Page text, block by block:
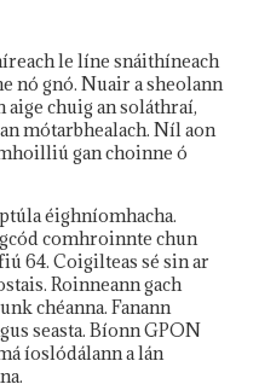
le líne snáithíneach
nó gnó. Nuair a sheolann
aige chuig an soláthraí,
mótarbhealach. Níl aon
gan choinne ó
éighníomhacha.
comhroinnte chun
64. Coigilteas sé sin ar
Roinneann gach
chéanna. Fanann
seasta. Bíonn GPON
íoslódálann a lán